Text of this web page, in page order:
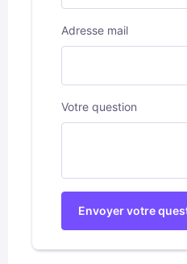
Adresse mail
Votre question
Envoyer votre